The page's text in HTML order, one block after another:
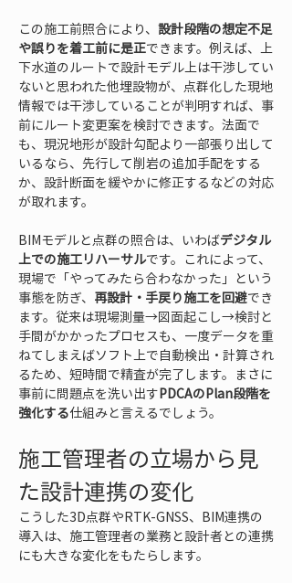
この施工前照合により、 設計段階の想定不足
や誤りを着工前に是正できます。例えば、上
下水道のルートで設計モデル上は干渉してい
ないと思われた他埋設物が、点群化した現地
情報では干渉していることが判明すれば、事
前にルート変更案を検討できます。法面で
も、現況地形が設計勾配より一部張り出して
いるなら、先行して削岩の追加手配をする
か、設計断面を緩やかに修正するなどの対応
が取れます。
BIMモデルと点群の照合は、いわばデジタル
上での施工リハーサルです。これによって、
現場で「やってみたら合わなかった」という
事態を防ぎ、 再設計・手戻り施工を回避でき
ます。従来は現場測量→図面起こし→検討と
手間がかかったプロセスも、一度データを重
ねてしまえばソフト上で自動検出・計算され
るため、短時間で精査が完了します。まさに
事前に問題点を洗い出すPDCAのPlan段階を
強化する仕組みと言えるでしょう。
施工管理者の立場から見
た設計連携の変化
こうした3D点群やRTK-GNSS、BIM連携の
導入は、施工管理者の業務と設計者との連携
にも大きな変化をもたらします。